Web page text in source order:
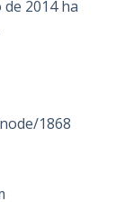
de 2014 ha
1868